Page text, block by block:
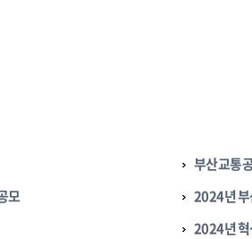
부산교통
모
2024년 부
2024년